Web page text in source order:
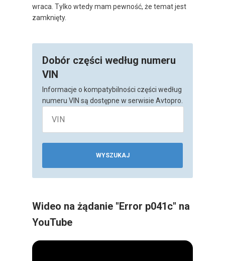
wraca. Tylko wtedy mam pewność, że temat jest
zamknięty.
Dobór części według numeru
VIN
Informacje o kompatybilności części według
numeru VIN są dostępne w serwisie Avtopro.
WYSZUKAJ
Wideo na żądanie "Error p041c" na
YouTube